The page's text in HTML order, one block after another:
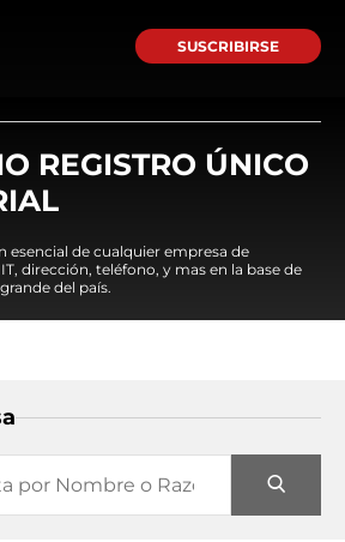
SUSCRIBIRSE
REGISTRO ÚNICO
esencial de cualquier empresa de
dirección, teléfono, y mas en la base de
del país.